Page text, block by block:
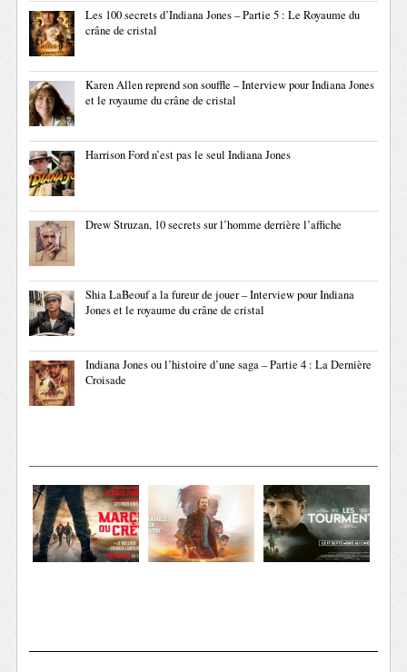
Les 100 secrets d’Indiana Jones – Partie 5 : Le Royaume du
crâne de cristal
Karen Allen reprend son souffle – Interview pour Indiana Jones
et le royaume du crâne de cristal
Harrison Ford n’est pas le seul Indiana Jones
Drew Struzan, 10 secrets sur l’homme derrière l’affiche
Shia LaBeouf a la fureur de jouer – Interview pour Indiana
Jones et le royaume du crâne de cristal
Indiana Jones ou l’histoire d’une saga – Partie 4 : La Dernière
Croisade